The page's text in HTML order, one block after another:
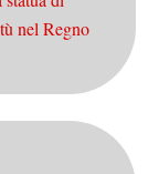
nel Regno